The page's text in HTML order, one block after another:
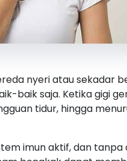
nyeri atau sekadar
baik saja. Ketika gigi
tidur, hingga
imun aktif, dan tanpa